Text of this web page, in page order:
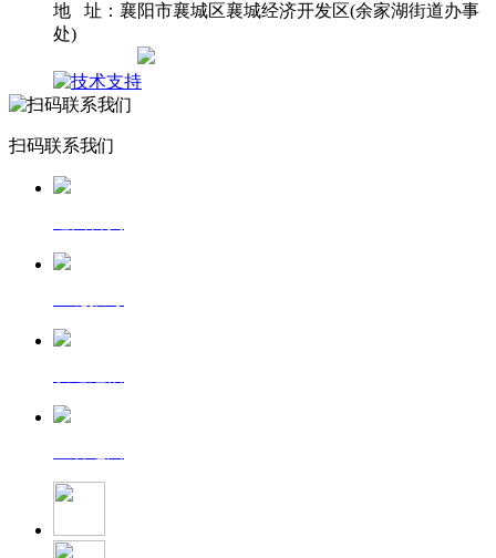
地 址：襄阳市襄城区襄城经济开发区(余家湖街道办事
处)
扫码联系我们